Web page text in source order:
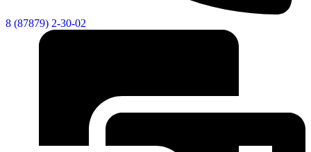
8 (87879) 2-30-02